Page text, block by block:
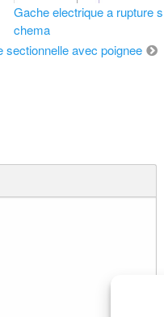
Gache electrique a rupture s
chema
sectionnelle avec poignee